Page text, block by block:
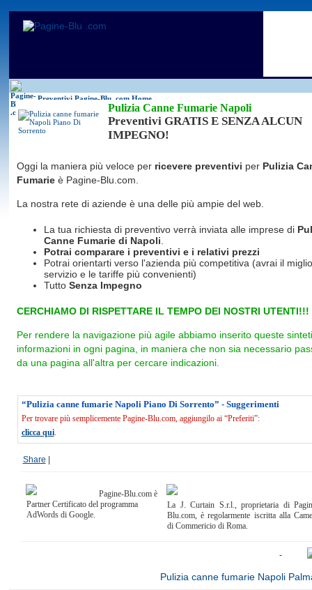
Preventivi Pagine-Blu .com Home
Antifurti
Allarme
Pulizia Canne Fumarie Napoli
Preventivi GRATIS E SENZA ALCUN
IMPEGNO!
Oggi la maniera più veloce per ricevere preventivi per Pulizia
Fumarieè Pagine-Blu.com.
La nostra rete di aziende è una delle più ampie del web.
La tua richiesta di preventivo verrà inviata alle imprese di
Canne Fumarie di Napoli
Potrai comparare i preventivi e i relativi prezzi
Potrai orientarti verso l'azienda più competitiva (avrai il
servizio e le tariffe più convenienti)
Tutto Senza Impegno
CERCHIAMO DI RISPETTARE IL TEMPO DEI NOSTRI UTENTI!!!
Per rendere la navigazione più agile abbiamo inserito queste
informazioni in ogni pagina, in maniera che non sia necessario
da una pagina all'altra per cercare indicazioni.
“Pulizia canne fumarie Napoli Piano Di Sorrento” - Suggerimenti
Per trovare più semplicemente Pagine-Blu.com, aggiungilo ai “Preferiti”:
clicca qui.
Share
Pagine-Blu.com è
Partner Certificato del programma
AdWords di Google.
La J. Curtain S.r.l., proprietaria di
Blu.com, è regolarmente iscritta alla
di Commericio di Roma.
Pulizia canne fumarie Napoli